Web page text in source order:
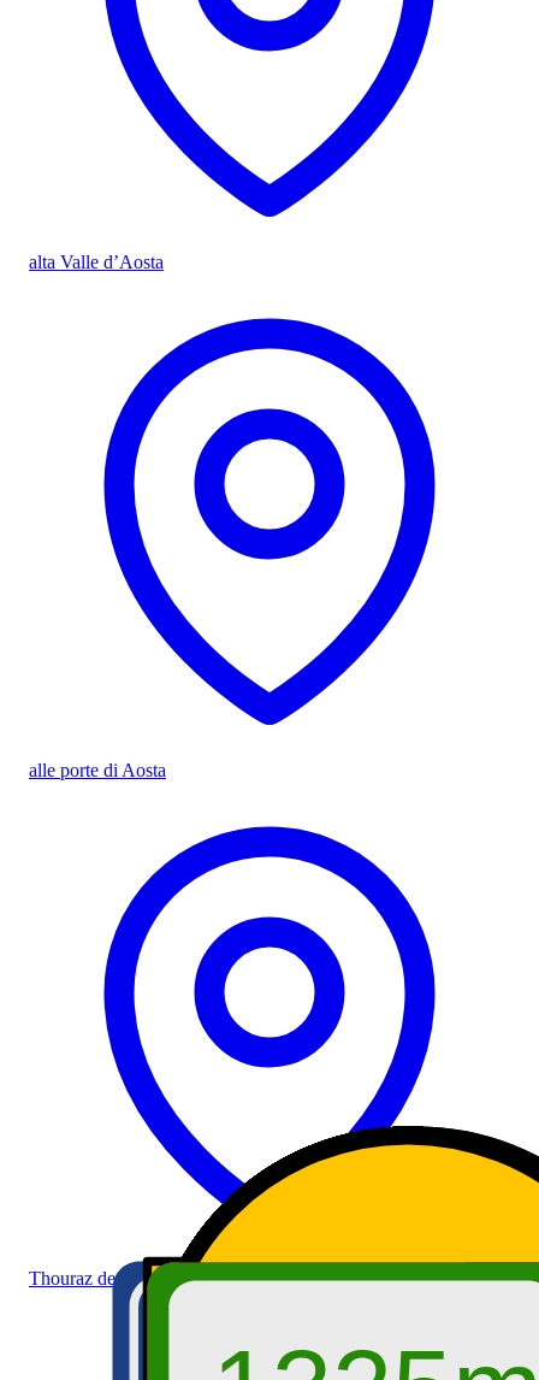
alta Valle d’Aosta
alle porte di Aosta
Thouraz dessus